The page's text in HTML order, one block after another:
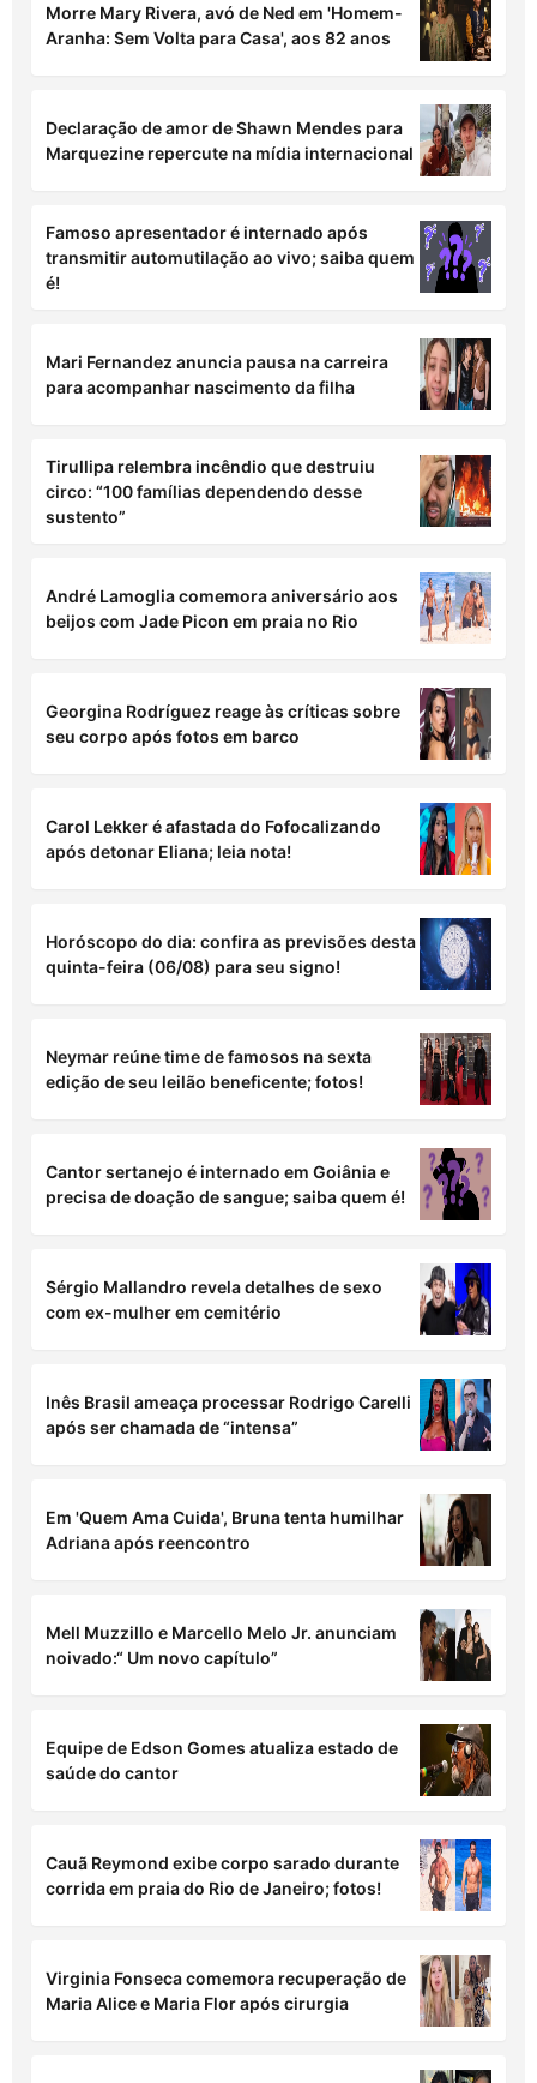
Morre Mary Rivera, avó de Ned em 'Homem-
Aranha: Sem Volta para Casa', aos 82 anos
Declaração de amor de Shawn Mendes para
Marquezine repercute na mídia internacional
Famoso apresentador é internado após
transmitir automutilação ao vivo; saiba quem
é!
Mari Fernandez anuncia pausa na carreira
para acompanhar nascimento da filha
Tirullipa relembra incêndio que destruiu
circo: “100 famílias dependendo desse
sustento”
André Lamoglia comemora aniversário aos
beijos com Jade Picon em praia no Rio
Georgina Rodríguez reage às críticas sobre
seu corpo após fotos em barco
Carol Lekker é afastada do Fofocalizando
após detonar Eliana; leia nota!
Horóscopo do dia: confira as previsões desta
quinta-feira (06/08) para seu signo!
Neymar reúne time de famosos na sexta
edição de seu leilão beneficente; fotos!
Cantor sertanejo é internado em Goiânia e
precisa de doação de sangue; saiba quem é!
Sérgio Mallandro revela detalhes de sexo
com ex-mulher em cemitério
Inês Brasil ameaça processar Rodrigo Carelli
após ser chamada de “intensa”
Em 'Quem Ama Cuida', Bruna tenta humilhar
Adriana após reencontro
Mell Muzzillo e Marcello Melo Jr. anunciam
noivado:“ Um novo capítulo”
Equipe de Edson Gomes atualiza estado de
saúde do cantor
Cauã Reymond exibe corpo sarado durante
corrida em praia do Rio de Janeiro; fotos!
Virginia Fonseca comemora recuperação de
Maria Alice e Maria Flor após cirurgia